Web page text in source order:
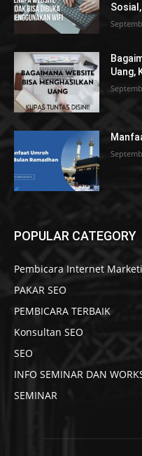
Uang,
POPULAR CATEGORY
Pembicara Internet
PAKAR SEO
PEMBICARA TERBAIK
Konsultan SEO
SEO
INFO SEMINAR DAN
SEMINAR